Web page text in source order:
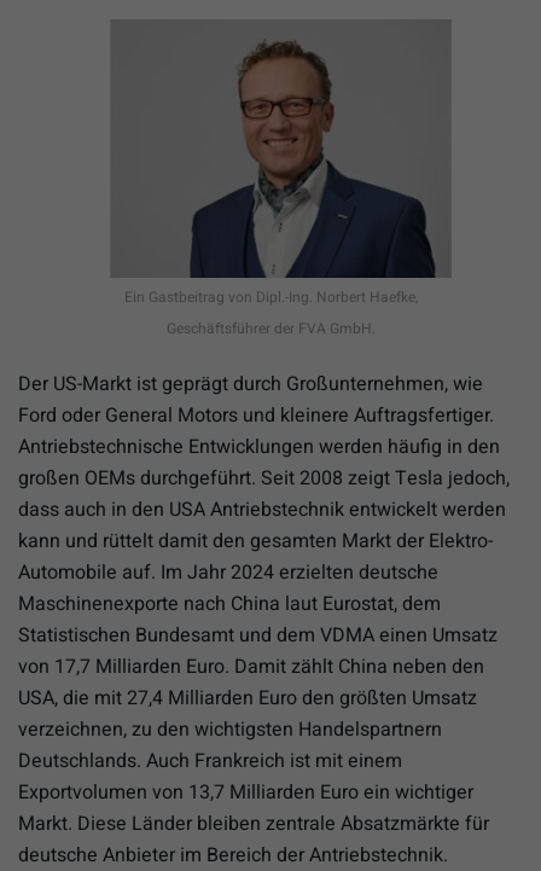
Ein Gastbeitrag von Dipl.-Ing. Norbert Haefke,
Geschäftsführer der FVA GmbH.
Der US-Markt ist geprägt durch Großunternehmen, wie
Ford oder General Motors und kleinere Auftragsfertiger.
Antriebstechnische Entwicklungen werden häufig in den
großen OEMs durchgeführt. Seit 2008 zeigt Tesla jedoch,
dass auch in den USA Antriebstechnik entwickelt werden
kann und rüttelt damit den gesamten Markt der Elektro-
Automobile auf. Im Jahr 2024 erzielten deutsche
Maschinenexporte nach China laut Eurostat, dem
Statistischen Bundesamt und dem VDMA einen Umsatz
von 17,7 Milliarden Euro. Damit zählt China neben den
USA, die mit 27,4 Milliarden Euro den größten Umsatz
verzeichnen, zu den wichtigsten Handelspartnern
Deutschlands. Auch Frankreich ist mit einem
Exportvolumen von 13,7 Milliarden Euro ein wichtiger
Markt. Diese Länder bleiben zentrale Absatzmärkte für
deutsche Anbieter im Bereich der Antriebstechnik.